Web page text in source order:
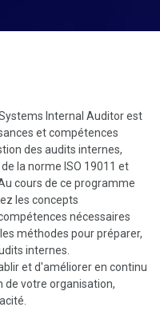
Internal Auditor est
et compétences
des audits internes,
la norme ISO 19011 et
cours de ce programme
les concepts
nécessaires
méthodes pour préparer,
internes.
et d'améliorer en continu
de votre organisation,